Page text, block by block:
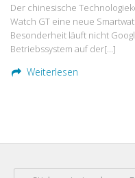
Der chinesische
Watch GT eine neue
Besonderheit läuft nicht
Betriebssystem auf der[…]
Weiterlesen